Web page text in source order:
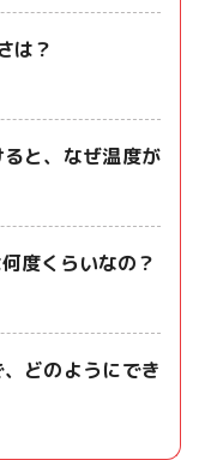
は？
と、なぜ温度が
度くらいなの？
どのようにでき